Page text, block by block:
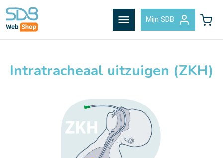
menu Mijn SDB
Intratracheaal uitzuigen (ZKH)